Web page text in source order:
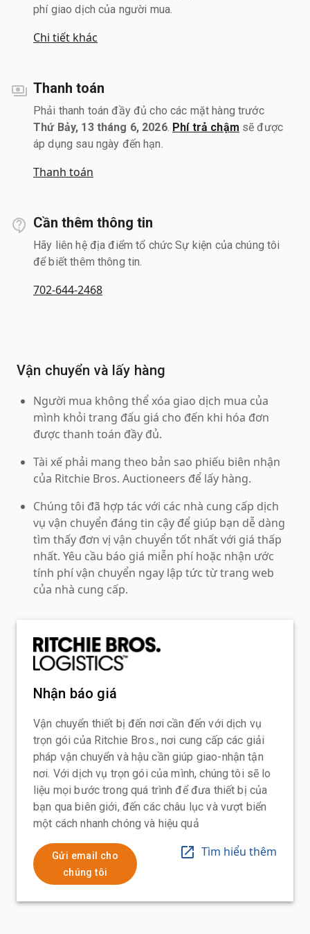
phí giao dịch của người mua.
Chi tiết khác
Thanh toán
Phải thanh toán đầy đủ cho các mặt hàng trước
Thứ Bảy, 13 tháng 6, 2026. Phí trả chậm sẽ được
áp dụng sau ngày đến hạn.
Thanh toán
Cần thêm thông tin
Hãy liên hệ địa điểm tổ chức Sự kiện của chúng tôi
để biết thêm thông tin.
702-644-2468
Vận chuyển và lấy hàng
Người mua không thể xóa giao dịch mua của
mình khỏi trang đấu giá cho đến khi hóa đơn
được thanh toán đầy đủ.
Tài xế phải mang theo bản sao phiếu biên nhận
của Ritchie Bros. Auctioneers để lấy hàng.
Chúng tôi đã hợp tác với các nhà cung cấp dịch
vụ vận chuyển đáng tin cậy để giúp bạn dễ dàng
tìm thấy đơn vị vận chuyển tốt nhất với giá thấp
nhất. Yêu cầu báo giá miễn phí hoặc nhận ước
tính phí vận chuyển ngay lập tức từ trang web
của nhà cung cấp.
Nhận báo giá
Vận chuyển thiết bị đến nơi cần đến với dịch vụ
trọn gói của Ritchie Bros., nơi cung cấp các giải
pháp vận chuyển và hậu cần giúp giao-nhận tận
nơi. Với dịch vụ trọn gói của mình, chúng tôi sẽ lo
liệu mọi bước trong quá trình để đưa thiết bị của
bạn qua biên giới, đến các châu lục và vượt biển
một cách nhanh chóng và hiệu quả
Gửi email cho
chúng tôi
Tìm hiểu thêm